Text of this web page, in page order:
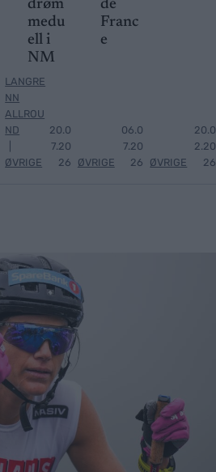
drøm
medu
ell i
NM
LANGRE
NN
ALLROU
ND
ØVRIGE
20.0
7.20
26
de
Franc
e
ØVRIGE
06.0
7.20
26
ØVRIGE
20.0
2.20
26